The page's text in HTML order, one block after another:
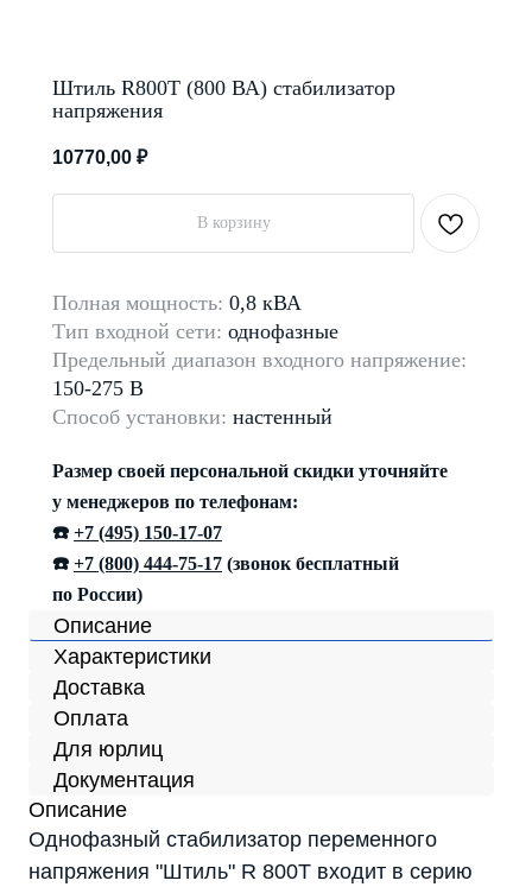
Штиль R800T (800 ВА) стабилизатор
напряжения
10770,00 ₽
В корзину
Полная мощность: 0,8 кВА
Тип входной сети: однофазные
Предельный диапазон входного напряжение:
150-275 В
Способ установки: настенный
Размер своей персональной скидки уточняйте
у менеджеров по телефонам:
☎️ +7 (495) 150-17-07
☎️ +7 (800) 444-75-17 (звонок бесплатный
по России)
Описание
Характеристики
Доставка
Оплата
Для юрлиц
Документация
Описание
Однофазный стабилизатор переменного
напряжения "Штиль" R 800T входит в серию